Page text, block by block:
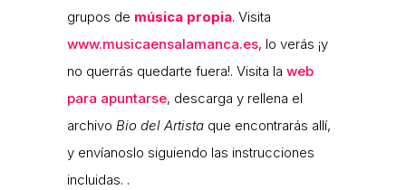
grupos de música propia. Visita
www.musicaensalamanca.es, lo verás ¡y
no querrás quedarte fuera!. Visita la web
para apuntarse, descarga y rellena el
archivo Bio del Artista que encontrarás allí,
y envíanoslo siguiendo las instrucciones
incluidas. .